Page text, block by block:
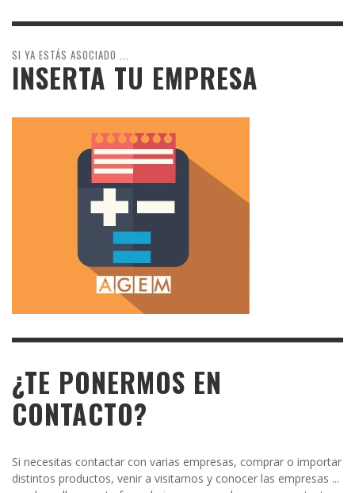
SI YA ESTÁS ASOCIADO ...
INSERTA TU EMPRESA
¿TE PONERMOS EN
CONTACTO?
Si necesitas contactar con varias empresas, comprar o importar
distintos productos, venir a visitarnos y conocer las empresas ...